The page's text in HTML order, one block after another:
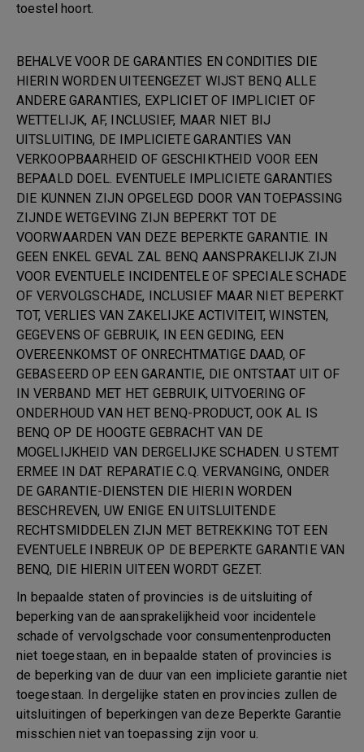
toestel hoort.
BEHALVE VOOR DE GARANTIES EN CONDITIES DIE
HIERIN WORDEN UITEENGEZET WIJST BENQ ALLE
ANDERE GARANTIES, EXPLICIET OF IMPLICIET OF
WETTELIJK, AF, INCLUSIEF, MAAR NIET BIJ
UITSLUITING, DE IMPLICIETE GARANTIES VAN
VERKOOPBAARHEID OF GESCHIKTHEID VOOR EEN
BEPAALD DOEL. EVENTUELE IMPLICIETE GARANTIES
DIE KUNNEN ZIJN OPGELEGD DOOR VAN TOEPASSING
ZIJNDE WETGEVING ZIJN BEPERKT TOT DE
VOORWAARDEN VAN DEZE BEPERKTE GARANTIE. IN
GEEN ENKEL GEVAL ZAL BENQ AANSPRAKELIJK ZIJN
VOOR EVENTUELE INCIDENTELE OF SPECIALE SCHADE
OF VERVOLGSCHADE, INCLUSIEF MAAR NIET BEPERKT
TOT, VERLIES VAN ZAKELIJKE ACTIVITEIT, WINSTEN,
GEGEVENS OF GEBRUIK, IN EEN GEDING, EEN
OVEREENKOMST OF ONRECHTMATIGE DAAD, OF
GEBASEERD OP EEN GARANTIE, DIE ONTSTAAT UIT OF
IN VERBAND MET HET GEBRUIK, UITVOERING OF
ONDERHOUD VAN HET BENQ-PRODUCT, OOK AL IS
BENQ OP DE HOOGTE GEBRACHT VAN DE
MOGELIJKHEID VAN DERGELIJKE SCHADEN. U STEMT
ERMEE IN DAT REPARATIE C.Q. VERVANGING, ONDER
DE GARANTIE-DIENSTEN DIE HIERIN WORDEN
BESCHREVEN, UW ENIGE EN UITSLUITENDE
RECHTSMIDDELEN ZIJN MET BETREKKING TOT EEN
EVENTUELE INBREUK OP DE BEPERKTE GARANTIE VAN
BENQ, DIE HIERIN UITEEN WORDT GEZET.
In bepaalde staten of provincies is de uitsluiting of
beperking van de aansprakelijkheid voor incidentele
schade of vervolgschade voor consumentenproducten
niet toegestaan, en in bepaalde staten of provincies is
de beperking van de duur van een impliciete garantie niet
toegestaan. In dergelijke staten en provincies zullen de
uitsluitingen of beperkingen van deze Beperkte Garantie
misschien niet van toepassing zijn voor u.